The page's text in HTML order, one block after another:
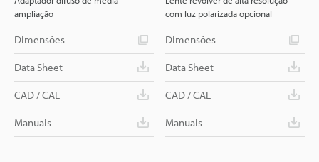
ampliação
Dimensões
Data Sheet
CAD / CAE
Manuais
com luz polarizada opcional
Dimensões
Data Sheet
CAD / CAE
Manuais